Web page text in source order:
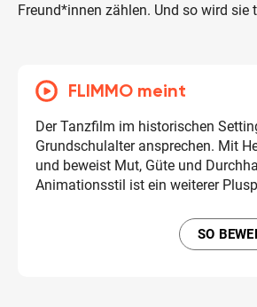
Freund*innen zählen. Und so wird
FLIMMO meint
Der Tanzfilm im historischen
Grundschulalter ansprechen. Mit
und beweist Mut, Güte und
Animationsstil ist ein weiterer
SO